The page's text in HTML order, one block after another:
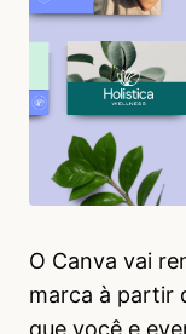
O Canva vai
marca à partir
que você e